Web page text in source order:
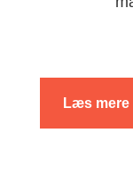
Læs mere